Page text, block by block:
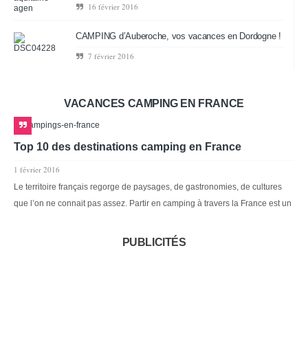
16 février 2016
CAMPING d’Auberoche, vos vacances en Dordogne !
7 février 2016
VACANCES CAMPING EN FRANCE
Top 10 des destinations camping en France
1 février 2016
Le territoire français regorge de paysages, de gastronomies, de cultures
que l’on ne connait pas assez. Partir en camping à travers la France est un
PUBLICITÉS